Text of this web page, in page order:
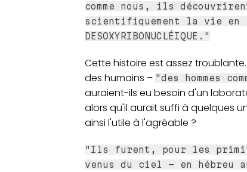
comme nous, ils
scientifiquement la vie en
DESOXYRIBONUCLÉIQUE."
Cette histoire est assez
des humains – "des hommes
auraient-ils eu besoin d'un
alors qu'il aurait suffi à quelques
ainsi l'utile à l'agréable ?
"Ils furent, pour les
venus du ciel - en hébreu